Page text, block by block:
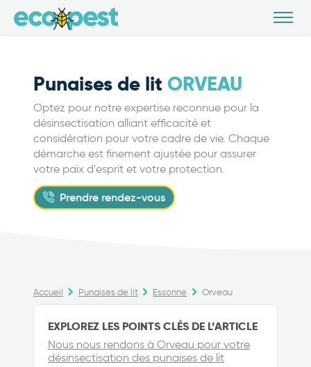
Punaises de lit ORVEAU
Optez pour notre expertise reconnue pour la
désinsectisation alliant efficacité et
considération pour votre cadre de vie. Chaque
démarche est finement ajustée pour assurer
votre paix d'esprit et votre protection.
Prendre rendez-vous
Accueil Punaises de lit Essonne Orveau
EXPLOREZ LES POINTS CLÉS DE L’ARTICLE
Nous nous rendons à Orveau pour votre
désinsectisation des punaises de lit